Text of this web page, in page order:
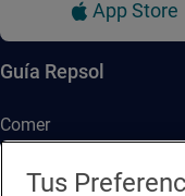
App Store
Guía Repsol
Comer
Tus